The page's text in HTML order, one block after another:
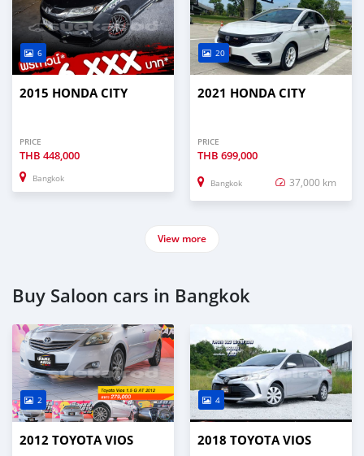
6
2015 HONDA CITY
PRICE
THB 448,000
Bangkok
20
2021 HONDA CITY
PRICE
THB 699,000
Bangkok 37,000 km
View more
Buy Saloon cars in Bangkok
2
2012 TOYOTA VIOS
4
2018 TOYOTA VIOS